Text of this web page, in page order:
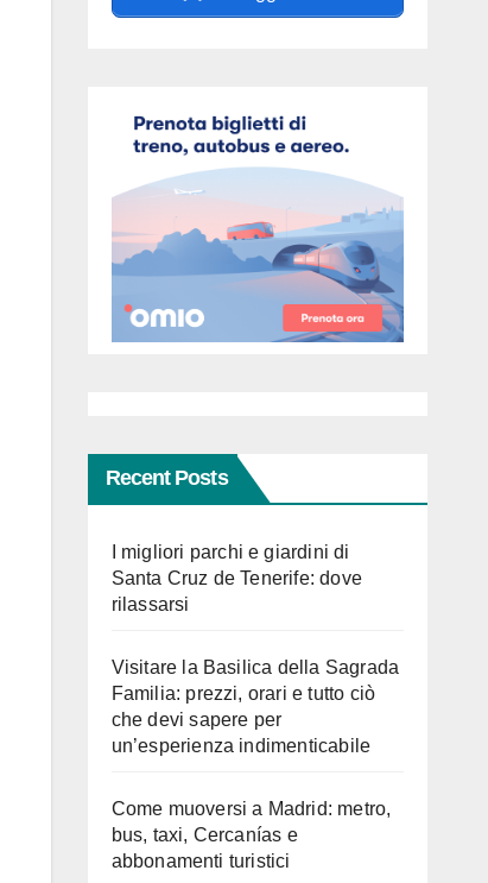
Recent Posts
I migliori parchi e giardini di
Santa Cruz de Tenerife: dove
rilassarsi
Visitare la Basilica della Sagrada
Familia: prezzi, orari e tutto ciò
che devi sapere per
un’esperienza indimenticabile
Come muoversi a Madrid: metro,
bus, taxi, Cercanías e
abbonamenti turistici